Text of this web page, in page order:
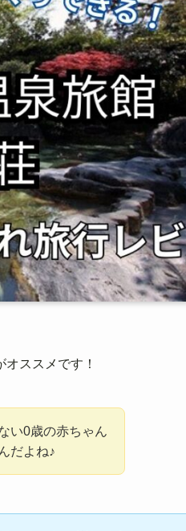
オススメです！
い0歳の赤ちゃん
だよね♪